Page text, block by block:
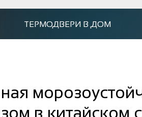
ТЕРМОДВЕРИ В ДОМ
в китайском